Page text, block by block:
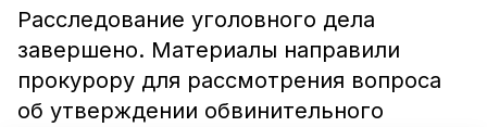
Расследование уголовного дела
завершено. Материалы направили
прокурору для рассмотрения вопроса
об утверждении обвинительного